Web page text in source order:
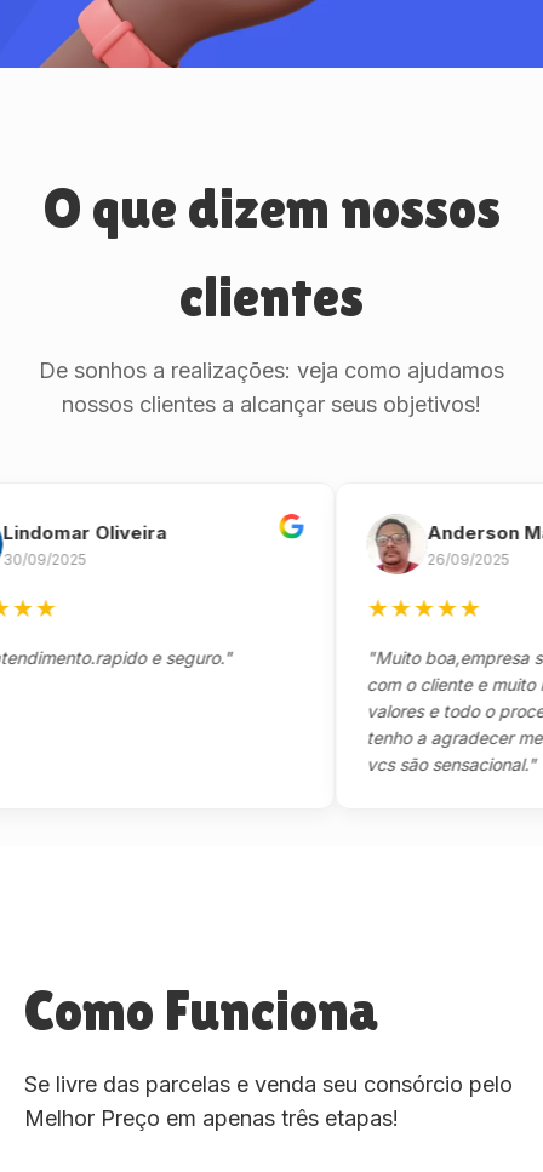
O que dizem nossos
clientes
De sonhos a realizações: veja como ajudamos
nossos clientes a alcançar seus objetivos!
Oliveira
2025
e seguro."
Anderson
26/09/2025
★★★
"Muito boa,empresa séria
com o cliente e muito
valores e todo o processo
tenho a agradecer
vcs são sensacional."
Como Funciona
Se livre das parcelas e venda seu consórcio pelo
Melhor Preço em apenas três etapas!